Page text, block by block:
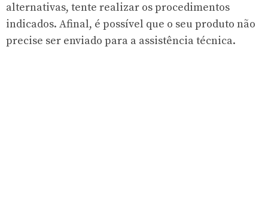
alternativas, tente realizar os procedimentos
indicados. Afinal, é possível que o seu produto não
precise ser enviado para a assistência técnica.